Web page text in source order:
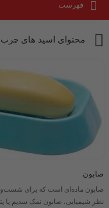
فهرست
محتوای اسید های چرب
صابون
صابون ماده‌ای است که برای
نظر شیمیایی، صابون نمک سدیم